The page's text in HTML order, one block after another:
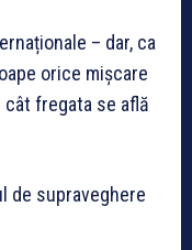
– dar, ca
orice mișcare
fregata se află
de supraveghere